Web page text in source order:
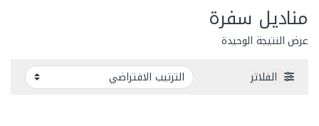
مناديل سفرة
عرض النتيجة الوحيدة
الفلاتر